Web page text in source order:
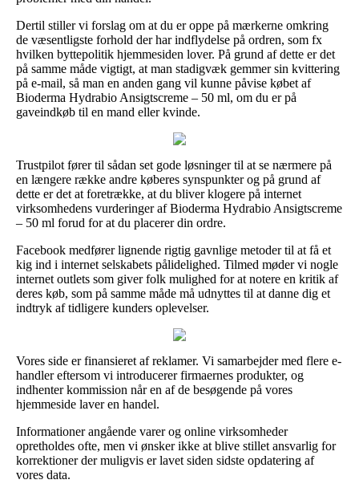
Dertil stiller vi forslag om at du er oppe på mærkerne omkring
de væsentligste forhold der har indflydelse på ordren, som fx
hvilken byttepolitik hjemmesiden lover. På grund af dette er det
på samme måde vigtigt, at man stadigvæk gemmer sin kvittering
på e-mail, så man en anden gang vil kunne påvise købet af
Bioderma Hydrabio Ansigtscreme – 50 ml, om du er på
gaveindkøb til en mand eller kvinde.
Trustpilot fører til sådan set gode løsninger til at se nærmere på
en længere række andre køberes synspunkter og på grund af
dette er det at foretrække, at du bliver klogere på internet
virksomhedens vurderinger af Bioderma Hydrabio Ansigtscreme
– 50 ml forud for at du placerer din ordre.
Facebook medfører lignende rigtig gavnlige metoder til at få et
kig ind i internet selskabets pålidelighed. Tilmed møder vi nogle
internet outlets som giver folk mulighed for at notere en kritik af
deres køb, som på samme måde må udnyttes til at danne dig et
indtryk af tidligere kunders oplevelser.
Vores side er finansieret af reklamer. Vi samarbejder med flere e-
handler eftersom vi introducerer firmaernes produkter, og
indhenter kommission når en af de besøgende på vores
hjemmeside laver en handel.
Informationer angående varer og online virksomheder
opretholdes ofte, men vi ønsker ikke at blive stillet ansvarlig for
korrektioner der muligvis er lavet siden sidste opdatering af
vores data.